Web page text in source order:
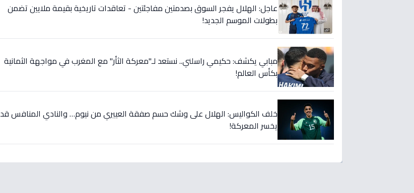
عاجل: الهلال يفجر السوق بصدمتين مفاجئتين - تعاقدات تاريخية بقيمة ملايين تضمن
بطولات الموسم الجديد!
مبابي يكشف: حكيمي راسلني.. نستعد لـ"معركة الثأر" مع المغرب في مواجهة الثمانية
بكأس العالم!
خلف الكواليس: الهلال على وشك حسم صفقة العييري من نيوم… والنادي المنافس قد
يخسر المعركة!